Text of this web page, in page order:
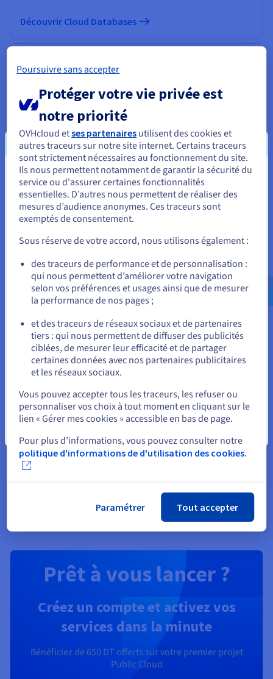
Découvrir Cloud Databases
et vos applications avec une infrastructure managée et
open source.
Découvrir Cloud Analytics
Data Platform
Réalisez et déployez vos projets Data & Analytics en un
temps record avec une solution complète, unifiée,
collaborative et accessible à tous.
Informatique quantique
plateforme unifiée : simulez, testez et exécutez vos
algorithmes sur des émulateurs et QPU en toute
simplicité.
Identité, sécurité et opérations
Sécurisez, gérez et monitorez vos services cloud chez
OVHcloud
Prêt à vous lancer ?
Créez un compte et activez vos
services dans la minute
Bénéficiez de 650 DT offerts sur votre premier projet
Public Cloud
Vous semblez être localisé en États-
Unis.
Pour commander, rendez-vous sur le site de votre pays (États-
Allez sur le site États-Unis
us.ovhcloud.com/
Anglais USD - $
ou
Rester sur le site actuel
Sélectionner un autre site web
Poursuivre sans accepter
Protéger votre vie privée est
notre priorité
OVHcloud etses partenaires utilisent des cookies et
autres traceurs sur notre site internet. Certains traceurs
sont strictement nécessaires au fonctionnement du site.
Ils nous permettent notamment de garantir la sécurité du
service ou d'assurer certaines fonctionnalités
essentielles. D’autres nous permettent de réaliser des
mesures d’audience anonymes. Ces traceurs sont
exemptés de consentement.
Sous réserve de votre accord, nous utilisons également :
des traceurs de performance et de personnalisation :
qui nous permettent d’améliorer votre navigation
selon vos préférences et usages ainsi que de mesurer
la performance de nos pages ;
et des traceurs de réseaux sociaux et de partenaires
tiers : qui nous permettent de diffuser des publicités
ciblées, de mesurer leur efficacité et de partager
certaines données avec nos partenaires publicitaires
et les réseaux sociaux.
Vous pouvez accepter tous les traceurs, les refuser ou
personnaliser vos choix à tout moment en cliquant sur le
lien « Gérer mes cookies » accessible en bas de page.
Pour plus d’informations, vous pouvez consulter notre
politique d'informations de d'utilisation des cookies.
Paramétrer Tout accepter